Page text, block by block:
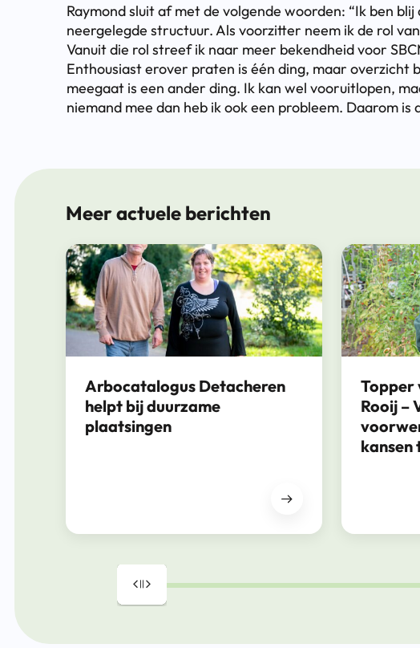
Raymond sluit af met de volgende woorden: “Ik ben
neergelegde structuur. Als voorzitter neem ik de rol
Vanuit die rol streef ik naar meer bekendheid voor
Enthousiast erover praten is één ding, maar overzicht
meegaat is een ander ding. Ik kan wel vooruitlopen,
niemand mee dan heb ik ook een probleem. Daarom is
Meer actuele berichten
Arbocatalogus Detacheren
helpt bij duurzame
plaatsingen
Topper
Rooij –
kansen
Drag